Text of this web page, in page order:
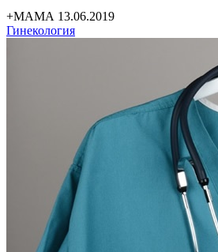
+МАМА 13.06.2019
Гинекология